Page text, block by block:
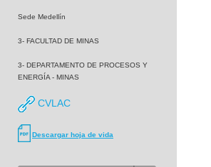
Sede Medellín
3- FACULTAD DE MINAS
3- DEPARTAMENTO DE PROCESOS Y
ENERGÍA - MINAS
CVLAC
Descargar hoja de vida